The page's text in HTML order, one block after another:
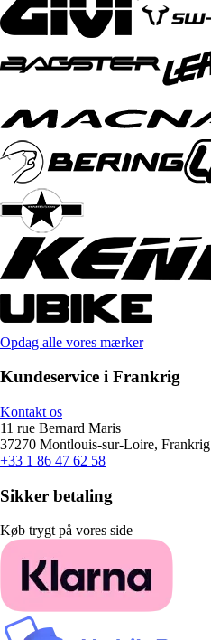
Opdag alle vores mærker
Kundeservice i Frankrig
Kontakt os
11 rue Bernard Maris
37270 Montlouis-sur-Loire, Frankrig
+33 1 86 47 62 58
Sikker betaling
Køb trygt på vores side